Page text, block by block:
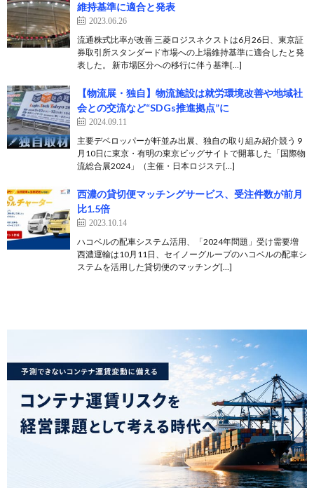
維持基準に適合と発表
2023.06.26
流通株式比率が改善 三菱ロジスネクストは6月26日、東京証
券取引所スタンダード市場への上場維持基準に適合したと発
表した。 新市場区分への移行に伴う基準[…]
【物流展・独自】物流施設は就労環境改善や地域社
会との交流など“SDGs推進拠点”に
2024.09.11
主要デベロッパーが軒並み出展、独自の取り組み紹介競う 9
月10日に東京・有明の東京ビッグサイトで開幕した「国際物
流総合展2024」（主催・日本ロジステ[…]
西濃の貸切便マッチングサービス、受注件数が前月
比1.5倍
2023.10.14
ハコベルの配車システム活用、「2024年問題」受け需要増
西濃運輸は10月11日、セイノーグループのハコベルの配車シ
ステムを活用した貸切便のマッチング[…]